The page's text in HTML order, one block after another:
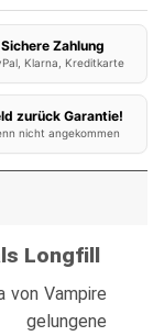
Sichere Zahlung
Klarna, Kreditkarte
zurück Garantie!
nicht angekommen
Longfill
von Vampire